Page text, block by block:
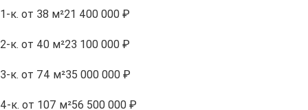
1-к. от 38 м²21 400 000 ₽
2-к. от 40 м²23 100 000 ₽
3-к. от 74 м²35 000 000 ₽
4-к. от 107 м²56 500 000 ₽